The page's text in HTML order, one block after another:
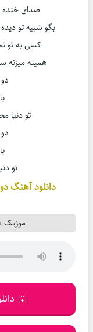
صدای خنده
بگو شبیه تو
کسی به تو
همینه میزنه
تو دنیا
تو
دانلود آهنگ
موزیک